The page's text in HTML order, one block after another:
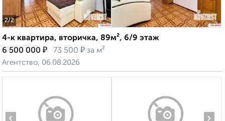
2/2
4-к квартира, вторичка, 89м², 6/9 этаж
6 500 000 ₽ 73 500 ₽ за м²
Агентство, 06.08.2026
‹ ›